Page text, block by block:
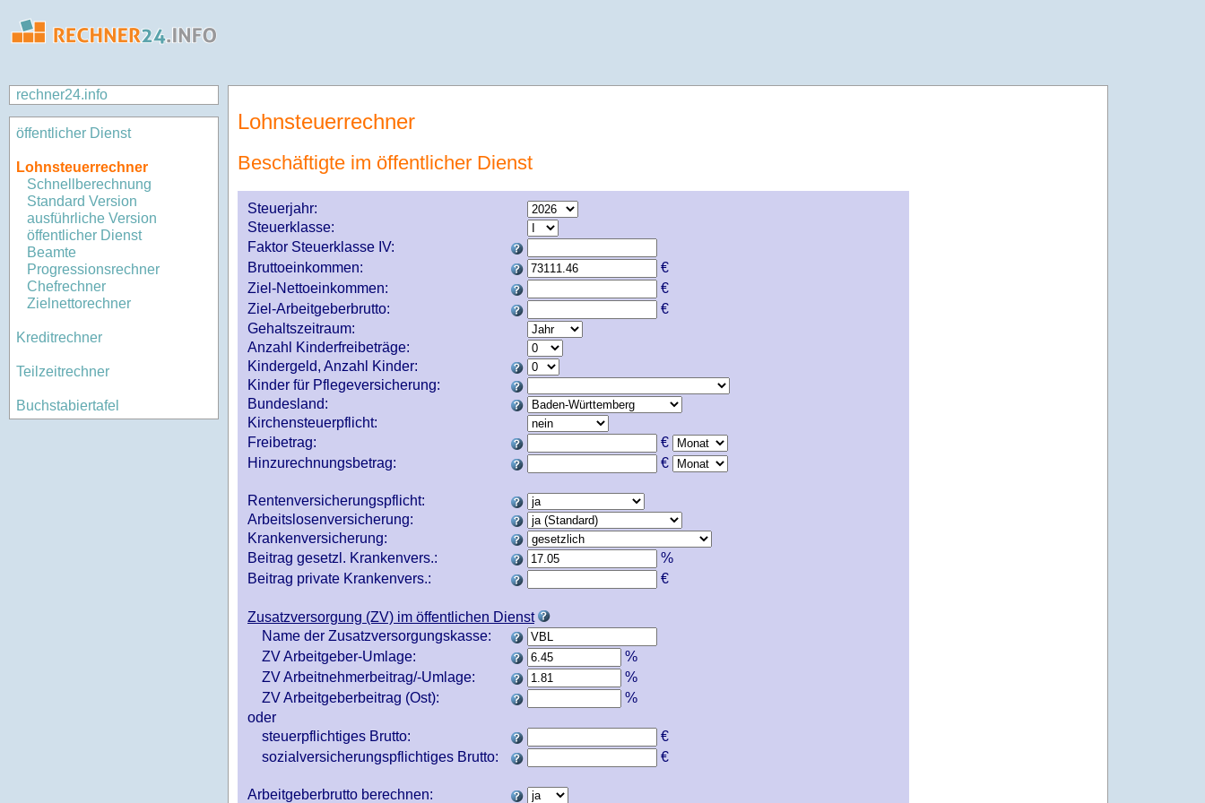
rechner24.info
öffentlicher Dienst
Lohnsteuerrechner
Schnellberechnung
Standard Version
ausführliche Version
öffentlicher Dienst
Beamte
Progressionsrechner
Chefrechner
Zielnettorechner
Kreditrechner
Teilzeitrechner
Buchstabiertafel
Lohnsteuerrechner
Beschäftigte im öffentlicher Dienst
Steuerjahr:
Steuerklasse:
Faktor Steuerklasse IV:
Bruttoeinkommen:
€
Ziel-Nettoeinkommen:
€
Ziel-Arbeitgeberbrutto:
€
Gehaltszeitraum:
Anzahl Kinderfreibeträge:
Kindergeld, Anzahl Kinder:
Kinder für Pflegeversicherung:
Bundesland:
Kirchensteuerpflicht:
Freibetrag:
€
Hinzurechnungsbetrag:
€
Rentenversicherungspflicht:
Arbeitslosenversicherung:
Krankenversicherung:
Beitrag gesetzl. Krankenvers.:
%
Beitrag private Krankenvers.:
€
Zusatzversorgung (ZV) im öffentlichen Dienst
Name der Zusatzversorgungskasse:
ZV Arbeitgeber-Umlage:
%
ZV Arbeitnehmerbeitrag/-Umlage:
%
ZV Arbeitgeberbeitrag (Ost):
%
oder
steuerpflichtiges Brutto:
€
sozialversicherungspflichtiges Brutto:
€
Arbeitgeberbrutto berechnen: